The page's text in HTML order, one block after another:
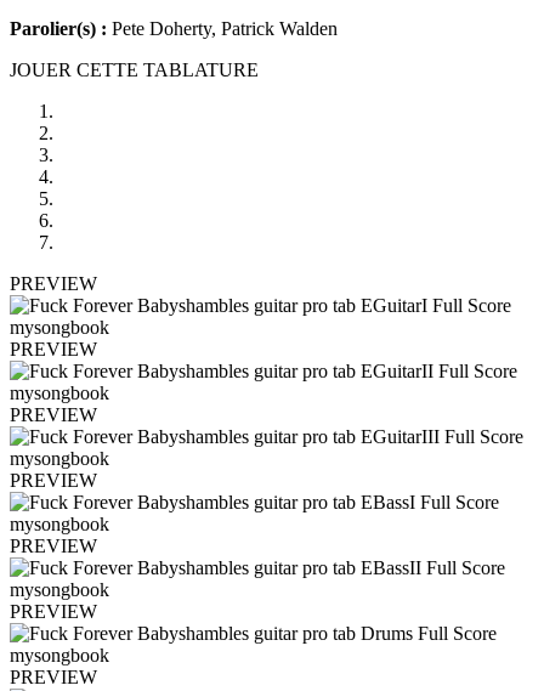
Parolier(s) : Pete Doherty, Patrick Walden
JOUER CETTE TABLATURE
PREVIEW
PREVIEW
PREVIEW
PREVIEW
PREVIEW
PREVIEW
PREVIEW